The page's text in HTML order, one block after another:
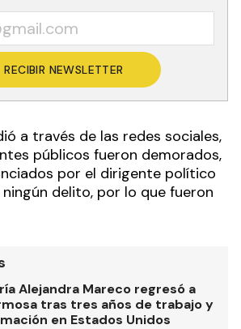
RECIBIR NEWSLETTER
a través de las redes sociales,
públicos fueron demorados,
por el dirigente político
delito, por lo que fueron
Alejandra Mareco regresó a
tras tres años de trabajo y
en Estados Unidos